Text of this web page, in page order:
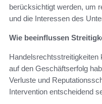
berücksichtigt werden, um
und die Interessen des
Wie beeinflussen
Handelsrechtsstreitigkeiten
auf den Geschäftserfolg
Verluste und
Intervention entscheidend